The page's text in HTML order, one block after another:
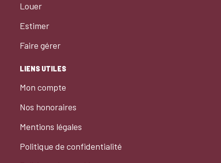
Louer
Estimer
Faire gérer
LIENS UTILES
Mon compte
Nos honoraires
Mentions légales
Politique de confidentialité